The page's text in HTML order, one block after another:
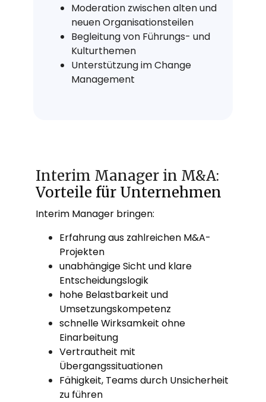
Moderation zwischen alten und
neuen Organisationsteilen
Begleitung von Führungs- und
Kulturthemen
Unterstützung im Change
Management
Interim Manager in M&A:
Vorteile für Unternehmen
Interim Manager bringen:
Erfahrung aus zahlreichen M&A-
Projekten
unabhängige Sicht und klare
Entscheidungslogik
hohe Belastbarkeit und
Umsetzungskompetenz
schnelle Wirksamkeit ohne
Einarbeitung
Vertrautheit mit
Übergangssituationen
Fähigkeit, Teams durch Unsicherheit
zu führen